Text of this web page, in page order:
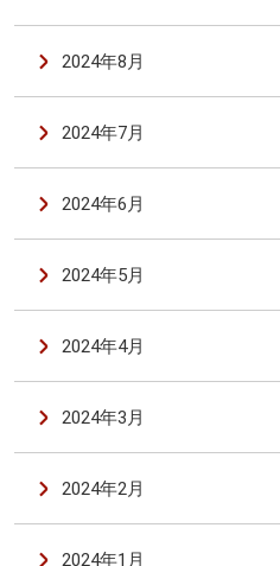
2024年8月
2024年7月
2024年6月
2024年5月
2024年4月
2024年3月
2024年2月
2024年1月